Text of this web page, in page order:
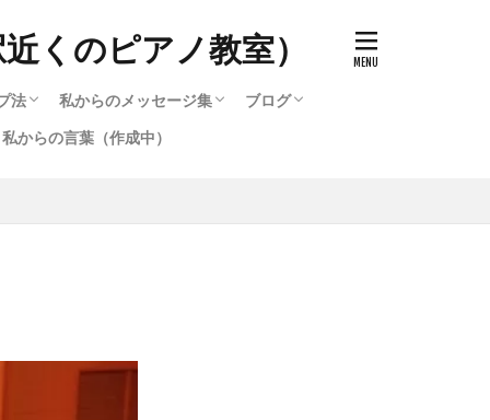
くのピアノ教室）
法
）の作り方
る音色（タッチ）の変化
寝かすのとどう違うのか
ルアップ法
法
び方
・他・テクニック攻略法
び方2
成中）
クニック攻略法
ノ講座いろいろ
力・重量（重力）奏法
・筋肉痛を治す方法（作
成中）
私からのメッセージ集
私からのメッセージ集
メッセージ集のバックナンバー（1996〜
ブログ
私からの言葉（作成中）